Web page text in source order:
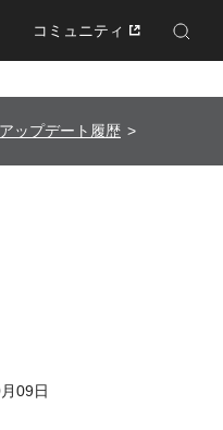
コミュニティ
Enhanced by Google
ップデート履歴
09日